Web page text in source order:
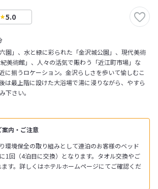
5.0
内・ご注意
環境保全の取り組みとして連泊のお客様のベッド
1回（4泊目に交換）となります。タオル交換やご
す。詳しくはホテルホームページにてご確認くだ
園」、水と緑に彩られた「金沢城公園」、現代美術
美術館」、人々の活気で賑わう「近江町市場」な
に揃うロケーション。金沢らしさを歩いて愉しむこ
は最上階に設けた大浴場で湯に浸りながら、やすら
下さい。